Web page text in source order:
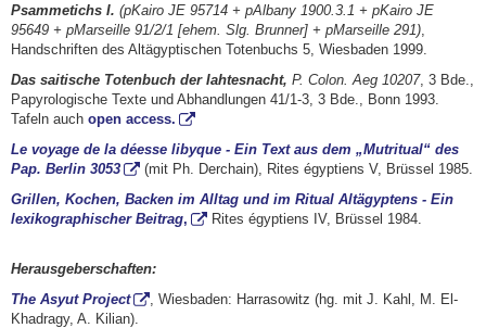
Psammetichs I. (pKairo JE 95714 + pAlbany 1900.3.1 + pKairo JE
95649 + pMarseille 91/2/1 [ehem. Slg. Brunner] + pMarseille 291),
Handschriften des Altägyptischen Totenbuchs 5, Wiesbaden 1999.
Das saitische Totenbuch der Iahtesnacht, P. Colon. Aeg 10207, 3 Bde.,
Papyrologische Texte und Abhandlungen 41/1-3, 3 Bde., Bonn 1993.
Tafeln auch open access.
Le voyage de la déesse libyque - Ein Text aus dem „Mutritual“ des
Pap. Berlin 3053
(mit Ph. Derchain), Rites égyptiens V, Brüssel 1985.
Grillen, Kochen, Backen im Alltag und im Ritual Altägyptens - Ein
lexikographischer Beitrag, Rites égyptiens IV, Brüssel 1984.
Herausgeberschaften:
The Asyut Project
, Wiesbaden: Harrasowitz (hg. mit J. Kahl, M. El-
Khadragy, A. Kilian).